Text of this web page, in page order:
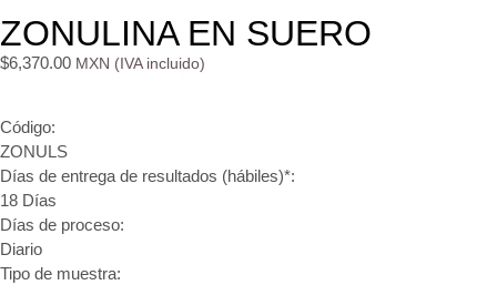
ZONULINA EN SUERO
$6,370.00
Código:
ZONULS
Días de entrega de resultados (hábiles)*:
18 Días
Días de proceso:
Diario
Tipo de muestra: